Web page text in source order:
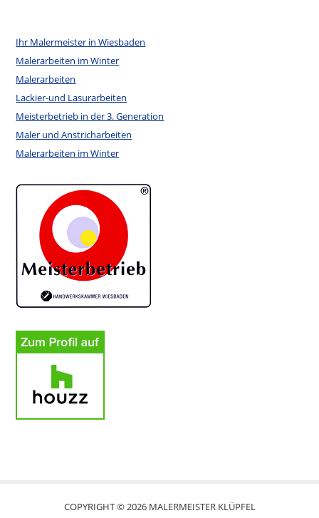
Ihr Malermeister in Wiesbaden
Malerarbeiten im Winter
Malerarbeiten
Lackier-und Lasurarbeiten
Meisterbetrieb in der 3. Generation
Maler und Anstricharbeiten
Malerarbeiten im Winter
COPYRIGHT © 2026 MALERMEISTER KLÜPFEL